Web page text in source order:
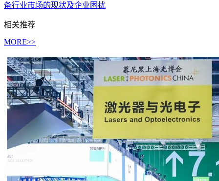
备行业市场的现状及企业困扰
相关推荐
MORE>>